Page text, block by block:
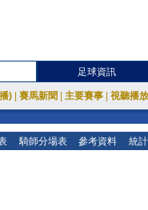
足球資訊
) 賽馬新聞 主要賽事 視聽播
騎師分場表 參考資料 統